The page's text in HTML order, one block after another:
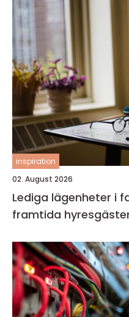
inspiration
02. August 2026
Lediga lägenheter i
framtida